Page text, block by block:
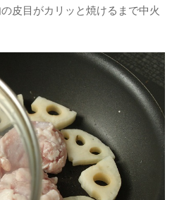
皮目がカリッと焼けるまで中火